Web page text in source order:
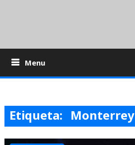
Menu
Etiqueta: Monterrey